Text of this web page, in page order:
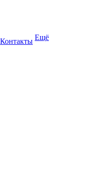
Контакты Ещё